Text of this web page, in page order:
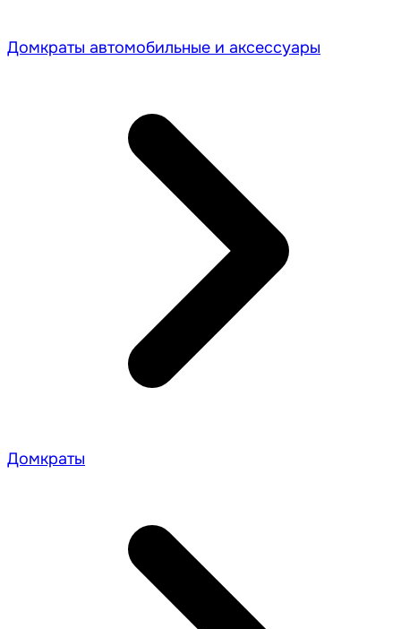
Домкраты автомобильные и аксессуары
Домкраты